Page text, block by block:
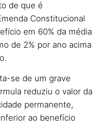
de que é
Constitucional
em 60% da média
de 2% por ano acima
se de um grave
reduziu o valor da
permanente,
ao benefício